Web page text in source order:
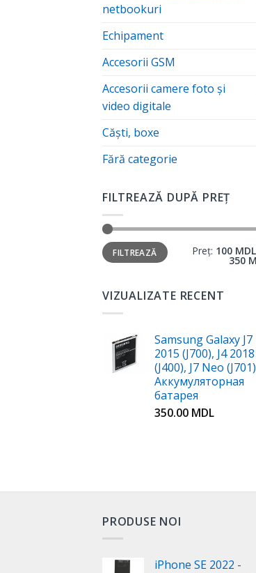
netbookuri
Echipament
Accesorii GSM
Accesorii camere foto şi
video digitale
Căști, boxe
Fără categorie
FILTREAZĂ DUPĂ PREȚ
FILTREAZĂ Preț: 100 MDL
350
VIZUALIZATE RECENT
Samsung Galaxy J7
2015 (J700), J4 2018
(J400), J7 Neo
Аккумуляторная
батарея
350.00 MDL
PRODUSE NOI
iPhone SE 2022 -